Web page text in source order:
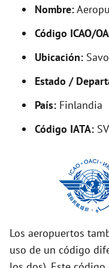
Nombre:
Código ICAO/
Ubicación:
Estado /
País: Finlandia
Código IATA:
Los aeropuertos
uso de un código